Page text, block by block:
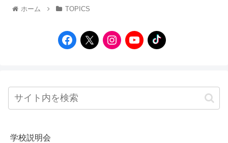
ホーム TOPICS
学校説明会